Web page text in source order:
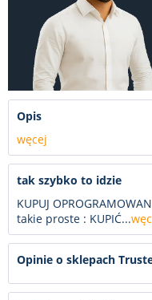
Opis
węcej
tak szybko to idzie
KUPUJ
takie proste : KUPIĆ...
Opinie o sklepach